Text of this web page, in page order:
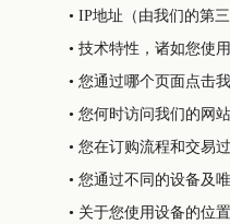
• IP地址（由我们的第
• 技术特性，诸如您使
• 您通过哪个页面点击
• 您何时访问我们的网
• 您在订购流程和交易
• 您通过不同的设备及
• 关于您使用设备的位